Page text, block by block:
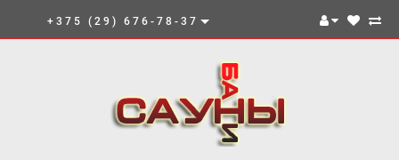
+375 (29) 676-78-37